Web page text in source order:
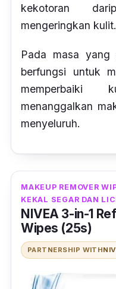
kekotoran
mengeringkan kulit.
Pada masa yang
berfungsi untuk
memperbaiki
menanggalkan
menyeluruh.
MAKEUP REMOVER
KEKAL SEGAR DAN
NIVEA 3-in-1
Wipes (25s)
PARTNERSHIP WITH